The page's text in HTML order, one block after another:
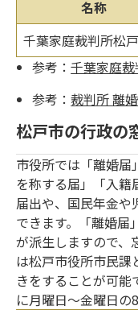
名称
千葉家庭裁判所松
参考：千葉家庭
参考：裁判所 離
松戸市の行政の
市役所では「離婚
を称する届」「入
届出や、国民年金や
できます。「離婚届
が派生しますので、
は松戸市役所市民課
きをすることが可能
に月曜日～金曜日の